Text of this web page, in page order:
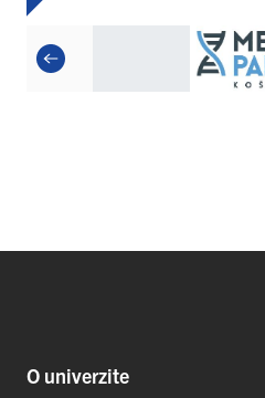
O univerzite